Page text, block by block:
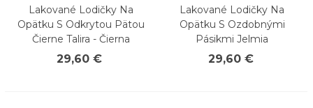
Lakované Lodičky Na
Opätku S Odkrytou Pätou
Čierne Talira - Čierna
29,60 €
Lakované Lodičky Na
Opätku S Ozdobnými
Pásikmi Jelmia
29,60 €